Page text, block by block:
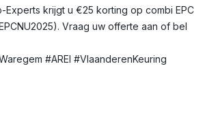
Experts krijgt u €25 korting op combi EPC
Vraag uw offerte aan of bel
#AREI #VlaanderenKeuring